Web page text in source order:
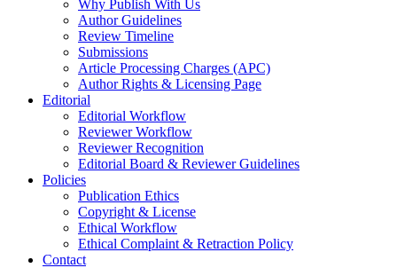
Why Publish With Us
Author Guidelines
Review Timeline
Submissions
Article Processing Charges (APC)
Author Rights & Licensing Page
Editorial
Editorial Workflow
Reviewer Workflow
Reviewer Recognition
Editorial Board & Reviewer Guidelines
Policies
Publication Ethics
Copyright & License
Ethical Workflow
Ethical Complaint & Retraction Policy
Contact